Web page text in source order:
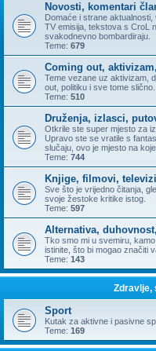
Novosti, komentari
Domaće i strane aktualnosti,
TV emisija, tekstova s CroL
svakodnevno bombardiraju.
Teme: 679
Coming out,
Teme vezane uz aktivizam,
out, politiku i sve tome slično.
Teme: 510
Druženja, izlasci,
Otkrile ste super mjesto za
Upravo ste se vratile s
slučaju, ovo je mjesto na
Teme: 744
Knjige, filmovi,
Sve što je vrijedno čitanja,
svoje žestoke kritike istog.
Teme: 597
Alternativa,
Tko smo mi u svemiru,
istinite, što bi mogao značiti
Teme: 143
Zdravlje,
Sport
Kutak za aktivne i pasivne
Teme: 169